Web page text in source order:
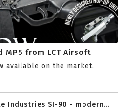
MP5 from LCT Airsoft
available on the market.
Industries SI-90 - modern...